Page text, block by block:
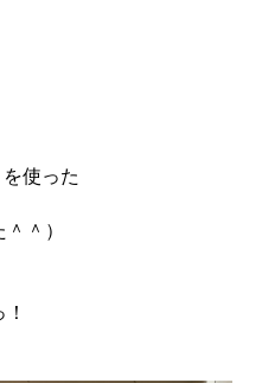
使った
＾）